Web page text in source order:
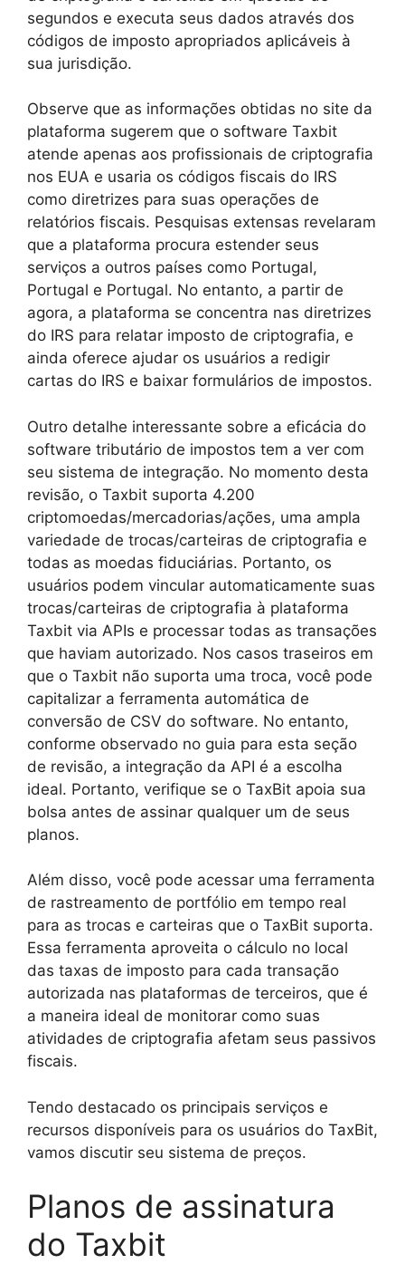
segundos e executa seus dados através dos
códigos de imposto apropriados aplicáveis à
sua jurisdição.
Observe que as informações obtidas no site da
plataforma sugerem que o software Taxbit
atende apenas aos profissionais de criptografia
nos EUA e usaria os códigos fiscais do IRS
como diretrizes para suas operações de
relatórios fiscais. Pesquisas extensas revelaram
que a plataforma procura estender seus
serviços a outros países como Portugal,
Portugal e Portugal. No entanto, a partir de
agora, a plataforma se concentra nas diretrizes
do IRS para relatar imposto de criptografia, e
ainda oferece ajudar os usuários a redigir
cartas do IRS e baixar formulários de impostos.
Outro detalhe interessante sobre a eficácia do
software tributário de impostos tem a ver com
seu sistema de integração. No momento desta
revisão, o Taxbit suporta 4.200
criptomoedas/mercadorias/ações, uma ampla
variedade de trocas/carteiras de criptografia e
todas as moedas fiduciárias. Portanto, os
usuários podem vincular automaticamente suas
trocas/carteiras de criptografia à plataforma
Taxbit via APIs e processar todas as transações
que haviam autorizado. Nos casos traseiros em
que o Taxbit não suporta uma troca, você pode
capitalizar a ferramenta automática de
conversão de CSV do software. No entanto,
conforme observado no guia para esta seção
de revisão, a integração da API é a escolha
ideal. Portanto, verifique se o TaxBit apoia sua
bolsa antes de assinar qualquer um de seus
planos.
Além disso, você pode acessar uma ferramenta
de rastreamento de portfólio em tempo real
para as trocas e carteiras que o TaxBit suporta.
Essa ferramenta aproveita o cálculo no local
das taxas de imposto para cada transação
autorizada nas plataformas de terceiros, que é
a maneira ideal de monitorar como suas
atividades de criptografia afetam seus passivos
fiscais.
Tendo destacado os principais serviços e
recursos disponíveis para os usuários do TaxBit,
vamos discutir seu sistema de preços.
Planos de assinatura
do Taxbit